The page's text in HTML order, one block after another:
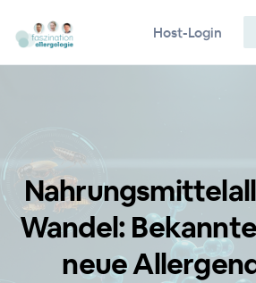
Host-Login
Wandel:
neue